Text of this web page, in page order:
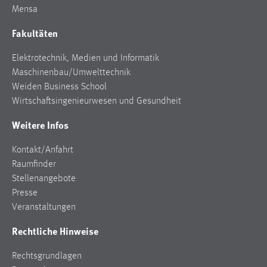
Mensa
Fakultäten
Elektrotechnik, Medien und Informatik
Maschinenbau/Umwelttechnik
Weiden Business School
Wirtschaftsingenieurwesen und Gesundheit
Weitere Infos
Kontakt/Anfahrt
Raumfinder
Stellenangebote
Presse
Veranstaltungen
Rechtliche Hinweise
Rechtsgrundlagen
einloggen zu können.
Cookie Laufzeit:
24 Stunden
STATISTIK
Diese Informationen helfen uns zu verstehen, wie
unsere Besucher unsere Website nutzen.
_pk_ref, _pk_cvar, _pk_id, _pk_ses
Zweck: